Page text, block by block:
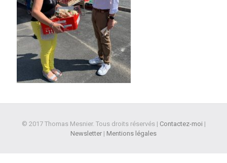
© 2017 Thomas Mesnier. Tous droits réservés | Contactez-moi |
Newsletter | Mentions légales